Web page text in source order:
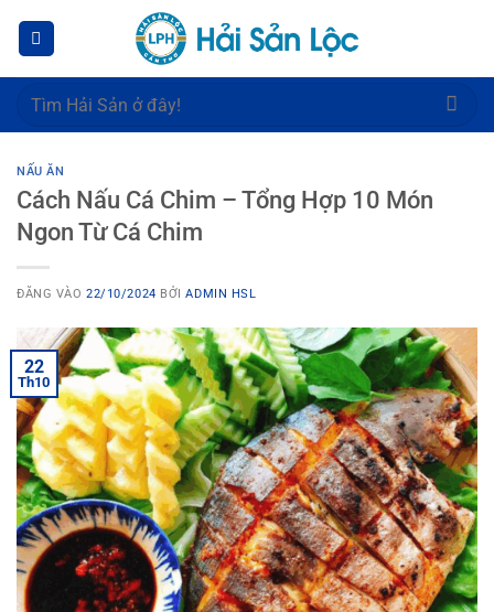
dung
Tìm
NẤU ĂN
Cách Nấu Cá Chim – Tổng Hợp 10 Món
Ngon Từ Cá Chim
ĐĂNG VÀO22/10/2024 BỞIADMIN HSL
22
Th10